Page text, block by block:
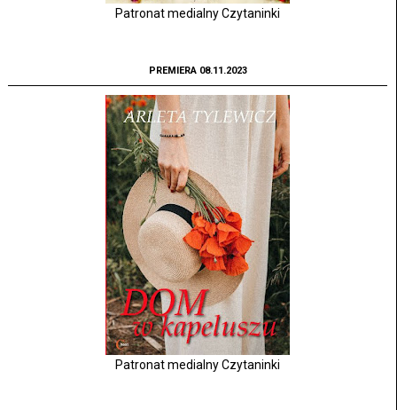
Patronat medialny Czytaninki
PREMIERA 08.11.2023
Patronat medialny Czytaninki